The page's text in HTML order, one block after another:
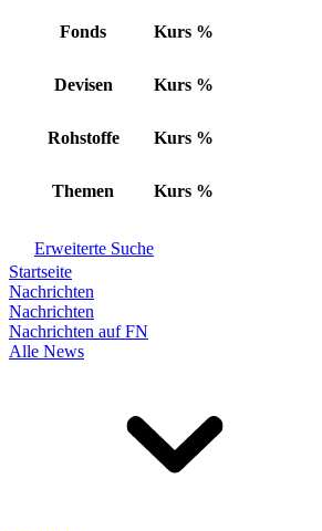
Fonds Kurs %
Devisen Kurs %
Rohstoffe Kurs %
Themen Kurs %
Erweiterte Suche
Startseite
Nachrichten
Nachrichten
Nachrichten auf FN
Alle News